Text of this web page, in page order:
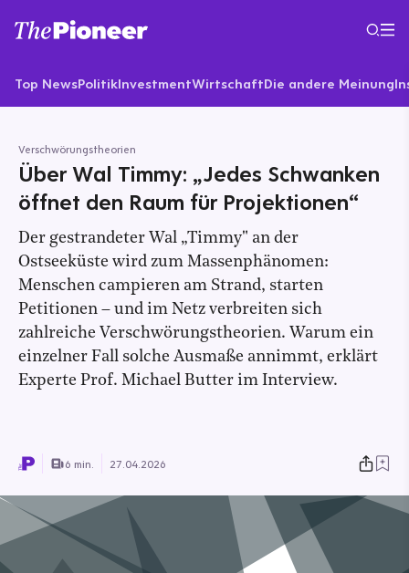
Top NewsPolitikInvestmentWirtschaftDie andere Meinung
Verschwörungstheorien
Über Wal Timmy: „Jedes Schwanken
öffnet den Raum für Projektionen“
Der gestrandeter Wal „Timmy" an der
Ostseeküste wird zum Massenphänomen:
Menschen campieren am Strand, starten
Petitionen – und im Netz verbreiten sich
zahlreiche Verschwörungstheorien. Warum ein
einzelner Fall solche Ausmaße annimmt, erklärt
Experte Prof. Michael Butter im Interview.
6 min. 27.04.2026